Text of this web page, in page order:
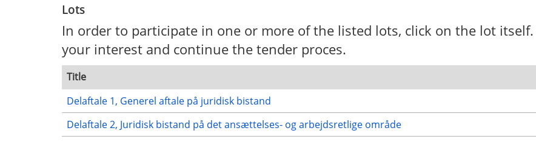
Lots
In order to participate in one or more of the listed lots, click on the lot
your interest and continue the tender proces.
Title
Delaftale 1, Generel aftale på juridisk bistand
Delaftale 2, Juridisk bistand på det ansættelses- og arbejdsretlige område